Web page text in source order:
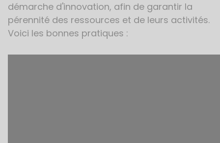
démarche d'innovation, afin de garantir la
pérennité des ressources et de leurs activités.
Voici les bonnes pratiques :